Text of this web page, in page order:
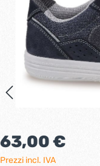
63,00 €
Prezzi incl. IVA